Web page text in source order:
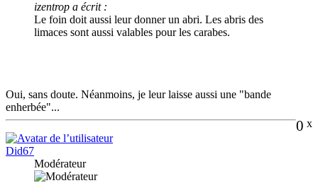
izentrop a écrit :
Le foin doit aussi leur donner un abri. Les abris des
limaces sont aussi valables pour les carabes.
Oui, sans doute. Néanmoins, je leur laisse aussi une "bande
enherbée"...
0 x
Did67
Modérateur